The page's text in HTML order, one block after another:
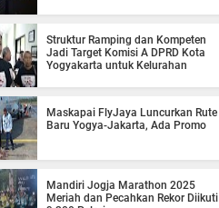
Struktur Ramping dan Kompeten
Jadi Target Komisi A DPRD Kota
Yogyakarta untuk Kelurahan
Maskapai FlyJaya Luncurkan Rute
Baru Yogya-Jakarta, Ada Promo
Mandiri Jogja Marathon 2025
Meriah dan Pecahkan Rekor Diikuti